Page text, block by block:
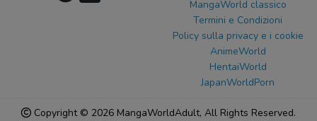
MangaWorld classico
Termini e Condizioni
Policy sulla privacy e i cookie
AnimeWorld
HentaiWorld
JapanWorldPorn
Copyright © 2026 MangaWorldAdult, All Rights Reserved.